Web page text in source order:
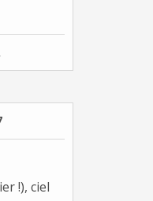
!), ciel